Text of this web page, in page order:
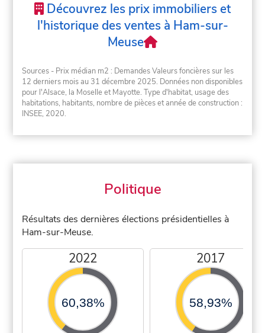
Découvrez les prix immobiliers et
l'historique des ventes à Ham-sur-
Meuse
Sources - Prix médian m2 : Demandes Valeurs foncières sur les
12 derniers mois au 31 décembre 2025. Données non disponibles
pour l'Alsace, la Moselle et Mayotte. Type d'habitat, usage des
habitations, habitants, nombre de pièces et année de construction :
INSEE, 2020.
Politique
Résultats des dernières élections présidentielles à
Ham-sur-Meuse.
2022
60,38%
2017
58,93%